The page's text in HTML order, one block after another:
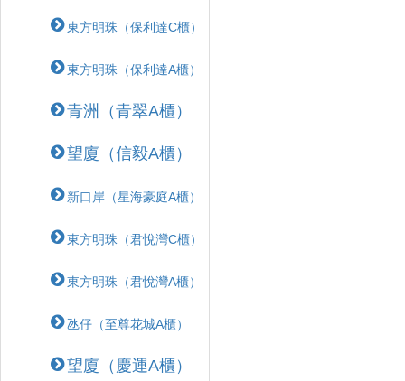
東方明珠（保利達C櫃）
東方明珠（保利達A櫃）
青洲（青翠A櫃）
望廈（信毅A櫃）
新口岸（星海豪庭A櫃）
東方明珠（君悅灣C櫃）
東方明珠（君悅灣A櫃）
氹仔（至尊花城A櫃）
望廈（慶運A櫃）